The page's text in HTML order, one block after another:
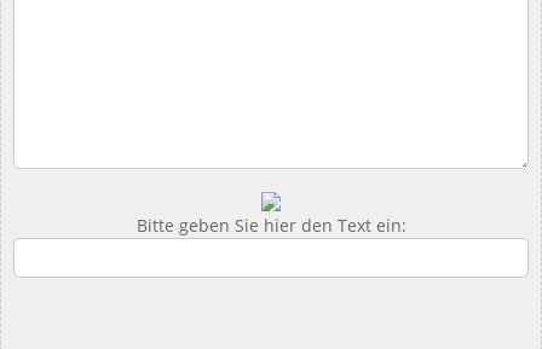
Bitte geben Sie hier den Text ein: